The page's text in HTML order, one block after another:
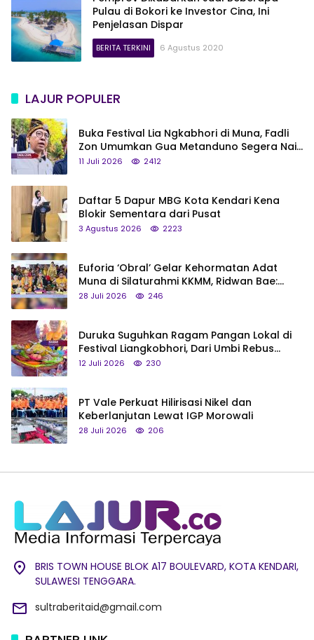
Pulau di Bokori ke Investor Cina, Ini
Penjelasan Dispar
BERITA TERKINI 6 Agustus 2020
LAJUR POPULER
Buka Festival Lia Ngkabhori di Muna, Fadli
Zon Umumkan Gua Metanduno Segera Naik
Status Jadi Cagar Budaya Nasional
11 Juli 2026 2412
Daftar 5 Dapur MBG Kota Kendari Kena
Blokir Sementara dari Pusat
3 Agustus 2026 2223
Euforia ‘Obral’ Gelar Kehormatan Adat
Muna di Silaturahmi KKMM, Ridwan Bae:
Saya Bukan Tipe Begitu, Belum Pantas!
28 Juli 2026 246
Duruka Suguhkan Ragam Pangan Lokal di
Festival Liangkobhori, Dari Umbi Rebus
hingga Tumpeng Beras Muna
12 Juli 2026 230
PT Vale Perkuat Hilirisasi Nikel dan
Keberlanjutan Lewat IGP Morowali
28 Juli 2026 206
BRIS TOWN HOUSE BLOK A17 BOULEVARD, KOTA KENDARI,
SULAWESI TENGGARA.
sultraberitaid@gmail.com